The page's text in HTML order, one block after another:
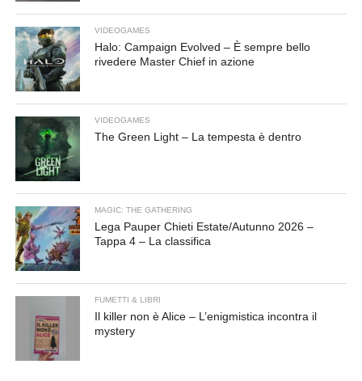
VIDEOGAMES
Halo: Campaign Evolved – È sempre bello
rivedere Master Chief in azione
VIDEOGAMES
The Green Light – La tempesta è dentro
MAGIC: THE GATHERING
Lega Pauper Chieti Estate/Autunno 2026 –
Tappa 4 – La classifica
FUMETTI & LIBRI
Il killer non è Alice – L’enigmistica incontra il
mystery